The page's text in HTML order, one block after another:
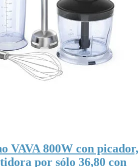
VAVA 800W con picador,
por sólo 36,80 con